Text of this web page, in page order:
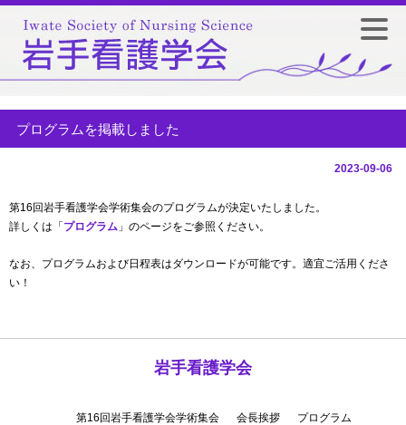
プログラムを掲載しました
2023-09-06
第16回岩手看護学会学術集会のプログラムが決定いたしました。
詳しくは「 プログラム 」のページをご参照ください。
なお、プログラムおよび日程表はダウンロードが可能です。適宜ご活用くださ
い！
岩手看護学会
第16回岩手看護学会学術集会 会長挨拶
プログラム